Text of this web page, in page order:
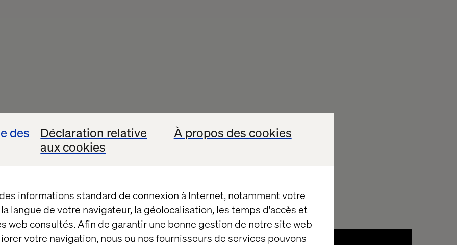
des
Déclaration relative
aux cookies
À propos des cookies
informations standard de connexion à Internet, notamment votre
langue de votre navigateur, la géolocalisation, les temps d'accès et
web consultés. Afin de garantir une bonne gestion de notre site web
votre navigation, nous ou nos fournisseurs de services pouvons